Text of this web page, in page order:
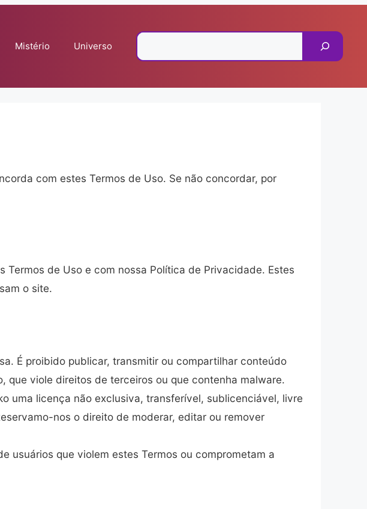
Mistério Universo
com estes Termos de Uso. Se não concordar, por
de Uso e com nossa Política de Privacidade. Estes
o site.
É proibido publicar, transmitir ou compartilhar conteúdo
viole direitos de terceiros ou que contenha malware.
uma licença não exclusiva, transferível, sublicenciável, livre
nos o direito de moderar, editar ou remover
usuários que violem estes Termos ou comprometam a